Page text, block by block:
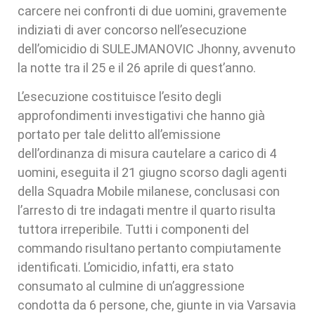
carcere nei confronti di due uomini, gravemente
indiziati di aver concorso nell’esecuzione
dell’omicidio di SULEJMANOVIC Jhonny, avvenuto
la notte tra il 25 e il 26 aprile di quest’anno.
L’esecuzione costituisce l’esito degli
approfondimenti investigativi che hanno già
portato per tale delitto all’emissione
dell’ordinanza di misura cautelare a carico di 4
uomini, eseguita il 21 giugno scorso dagli agenti
della Squadra Mobile milanese, conclusasi con
l’arresto di tre indagati mentre il quarto risulta
tuttora irreperibile. Tutti i componenti del
commando risultano pertanto compiutamente
identificati. L’omicidio, infatti, era stato
consumato al culmine di un’aggressione
condotta da 6 persone, che, giunte in via Varsavia